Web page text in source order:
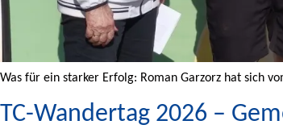
Was für ein starker Erfolg: Roman Garzorz hat sich
TC-Wandertag 2026 –